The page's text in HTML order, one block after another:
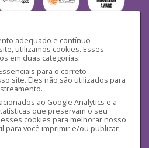
adequado e contínuo
utilizamos cookies. Esses
em duas categorias:
para o correto
site. Eles não são utilizados para
ao Google Analytics e a
que preservam o seu
cookies para melhorar nosso
para você imprimir e/ou publicar
Sociais